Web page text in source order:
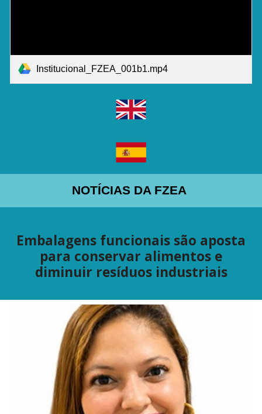
Institucional_FZEA_001b1.mp4
NOTÍCIAS DA FZEA
Embalagens funcionais são aposta
para conservar alimentos e
diminuir resíduos industriais